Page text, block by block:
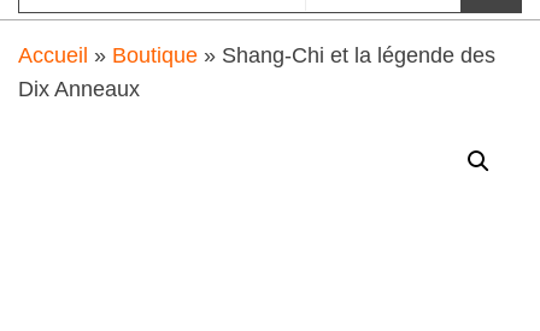
Accueil » Boutique » Shang-Chi et la légende des
Dix Anneaux